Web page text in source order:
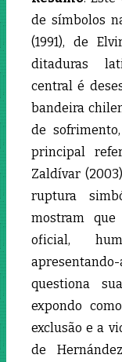
de símbolos
(1991), de
ditaduras
central é
bandeira
de
principal
Zaldívar
ruptura
mostram
oficial,
questiona
expondo
exclusão e a
de